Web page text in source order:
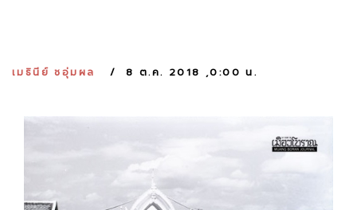
เมธินีย์ ชอุ่มผล 8 ต.ค. 2018 ,0:00 น.